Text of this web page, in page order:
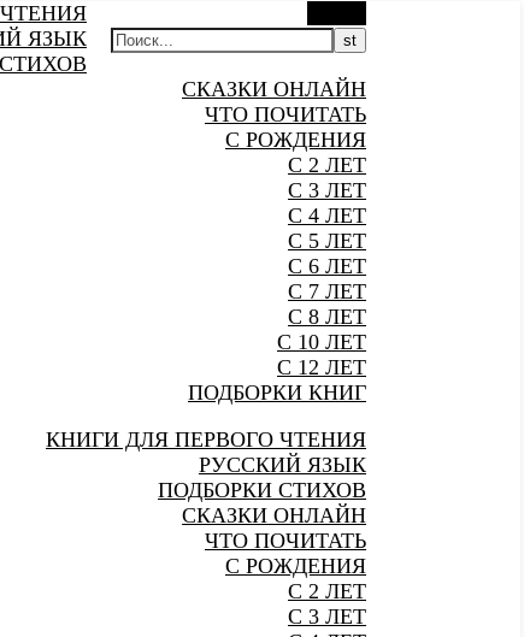
ЯЗЫК
СКАЗКИ ОНЛАЙН
ЧТО ПОЧИТАТЬ
С РОЖДЕНИЯ
С 2 ЛЕТ
С 3 ЛЕТ
С 4 ЛЕТ
С 5 ЛЕТ
С 6 ЛЕТ
С 7 ЛЕТ
С 8 ЛЕТ
С 10 ЛЕТ
С 12 ЛЕТ
ПОДБОРКИ КНИГ
КНИГИ ДЛЯ ПЕРВОГО ЧТЕНИЯ
РУССКИЙ ЯЗЫК
ПОДБОРКИ СТИХОВ
СКАЗКИ ОНЛАЙН
ЧТО ПОЧИТАТЬ
С РОЖДЕНИЯ
С 2 ЛЕТ
С 3 ЛЕТ